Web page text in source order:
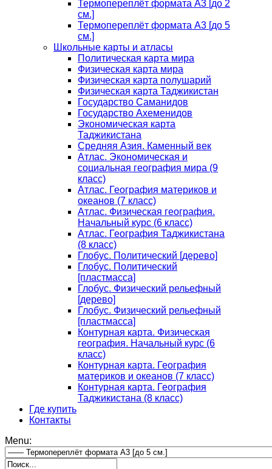
Термопереплёт формата А3 [до 2
см.]
Термопереплёт формата А3 [до 5
см.]
Школьные карты и атласы
Политическая карта мира
Физическая карта мира
Физическая карта полушарий
Физическая карта Таджикистан
Государство Саманидов
Государство Ахеменидов
Экономическая карта
Таджикистана
Средняя Азия. Каменный век
Атлас. Экономическая и
социальная география мира (9
класс)
Атлас. География материков и
океанов (7 класс)
Атлас. Физическая география.
Начальный курс (6 класс)
Атлас. География Таджикистана
(8 класс)
Глобус. Политический [дерево]
Глобус. Политический
[пластмасса]
Глобус. Физический рельефный
[дерево]
Глобус. Физический рельефный
[пластмасса]
Контурная карта. Физическая
география. Начальный курс (6
класс)
Контурная карта. География
материков и океанов (7 класс)
Контурная карта. География
Таджикистана (8 класс)
Где купить
Контакты
Menu: